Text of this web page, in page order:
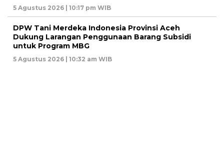
5 Agustus 2026 | 10:17 pm WIB
DPW Tani Merdeka Indonesia Provinsi Aceh
Dukung Larangan Penggunaan Barang Subsidi
untuk Program MBG
5 Agustus 2026 | 10:32 am WIB